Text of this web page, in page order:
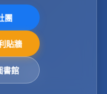
團
貼牆
書館